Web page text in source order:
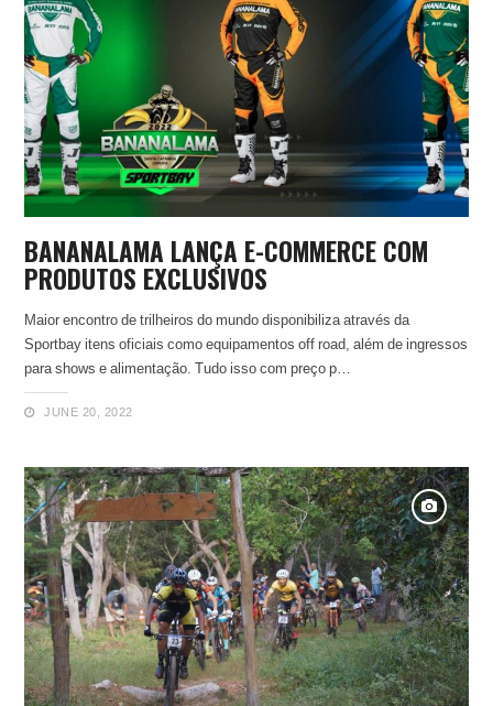
BANANALAMA LANÇA E-COMMERCE COM
PRODUTOS EXCLUSIVOS
Maior encontro de trilheiros do mundo disponibiliza através da
Sportbay itens oficiais como equipamentos off road, além de ingressos
para shows e alimentação. Tudo isso com preço p…
JUNE 20, 2022